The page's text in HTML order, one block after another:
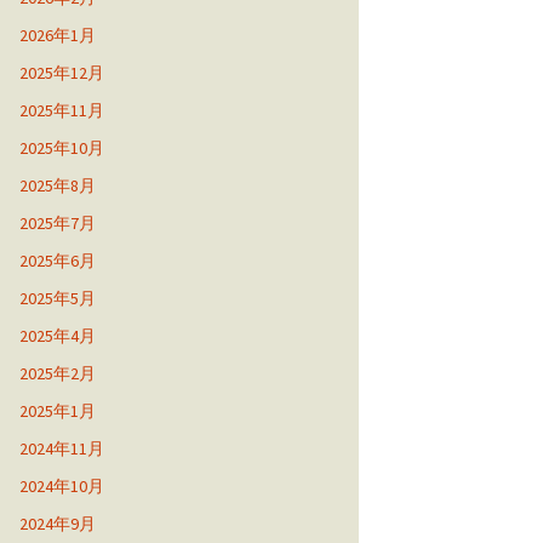
2026年1月
2025年12月
2025年11月
2025年10月
2025年8月
2025年7月
2025年6月
2025年5月
2025年4月
2025年2月
2025年1月
2024年11月
2024年10月
2024年9月